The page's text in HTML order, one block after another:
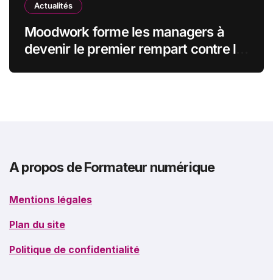
Actualités
Moodwork forme les managers à
devenir le premier rempart contre le
A propos de Formateur numérique
Mentions légales
Plan du site
Politique de confidentialité